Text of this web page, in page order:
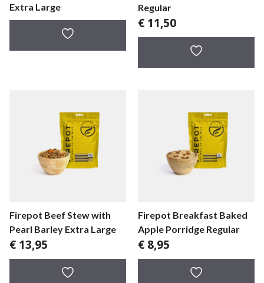
Extra Large
Regular
€ 11,50
Firepot Beef Stew with
Pearl Barley Extra Large
€ 13,95
Firepot Breakfast Baked
Apple Porridge Regular
€ 8,95